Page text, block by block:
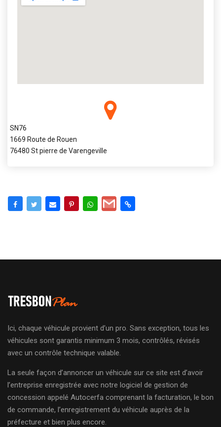
SN76
1669 Route de Rouen
76480 St pierre de Varengeville
Ici, chaque véhicule provient d’un pro. Sans exception, tous les
véhicules sont garantis minimum 3 mois, contrôlés, révisés
avec un contrôle technique valable.
La seule façon d’annoncer un véhicule sur ce site est d’avoir
l’entreprise enregistrée avec notre logiciel de gestion de
concession appelé Autocerfa comprenant la facturation, le bon
de commande, l’enregistrement du véhicule auprès de la
préfecture et bien plus encore.